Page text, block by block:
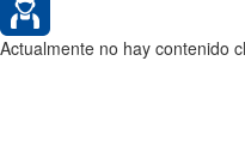
Actualmente no hay contenido